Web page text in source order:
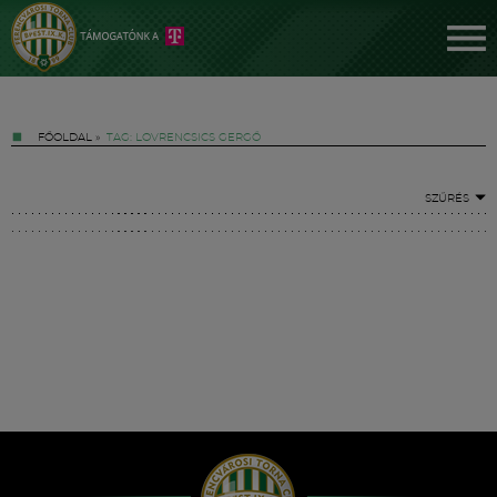
FŐOLDAL » TAG: LOVRENCSICS GERGŐ
SZŰRÉS
Hírek